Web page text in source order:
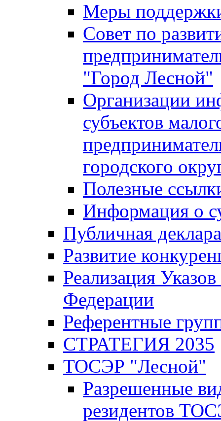
Меры
Совет по
"Город Лесной"
Организации
субъектов
городского
Полезные
Информация о
Публичная
Развитие
Реализация
Федерации
Референтные
СТРАТЕГИЯ 2035
ТОСЭР "Лесной"
Разрешенные
резидентов